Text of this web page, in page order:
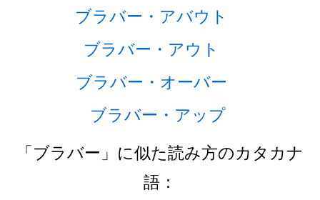
ブラバー・アバウト
ブラバー・アウト
ブラバー・オーバー
ブラバー・アップ
「ブラバー」に似た読み方のカタカナ
語：